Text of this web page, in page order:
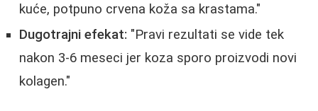
kuće, potpuno crvena koža sa krastama."
Dugotrajni efekat: "Pravi rezultati se vide tek
nakon 3-6 meseci jer koza sporo proizvodi novi
kolagen."